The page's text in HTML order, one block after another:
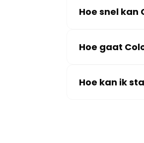
Hoe snel kan
Hoe gaat
Hoe kan ik